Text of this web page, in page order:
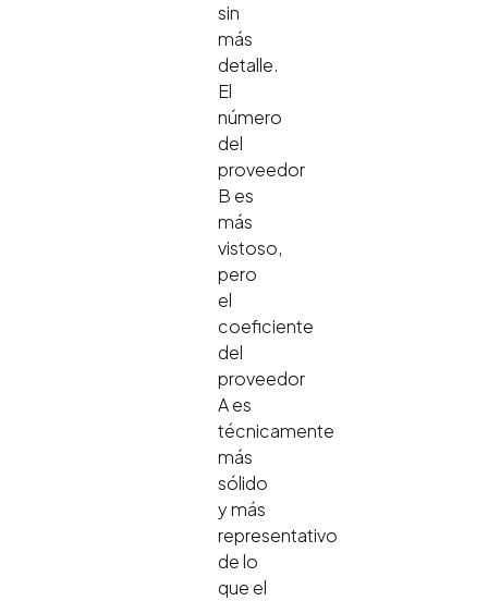
sin
más
detalle.
El
número
del
proveedor
B es
más
vistoso,
pero
el
coeficiente
del
proveedor
A es
técnicamente
más
sólido
y más
representativo
de lo
que el